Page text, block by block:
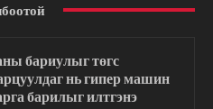
бариулыг төгс
нь гипер машин
барилыг илтгэнэ